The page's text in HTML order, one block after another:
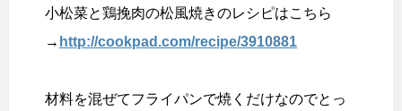
小松菜と鶏挽肉の松風焼きのレシピはこちら
→ http://cookpad.com/recipe/3910881
材料を混ぜてフライパンで焼くだけなのでとっ